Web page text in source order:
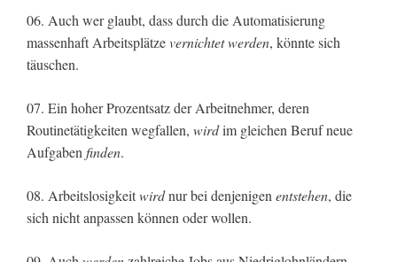
06. Auch wer glaubt, dass durch die Automatisierung
massenhaft Arbeitsplätzevernichtet werden, könnte sich
täuschen.
07. Ein hoher Prozentsatz der Arbeitnehmer, deren
Routinetätigkeiten wegfallen, wirdim gleichen Beruf neue
Aufgaben finden.
08. Arbeitslosigkeitwirdnur bei denjenigen entstehen, die
sich nicht anpassen können oder wollen.